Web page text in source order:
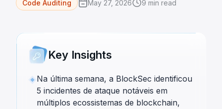
Code Auditing May 27, 2026 9 min read
Key Insights
Na última semana, a BlockSec identificou
5 incidentes de ataque notáveis em
múltiplos ecossistemas de blockchain,